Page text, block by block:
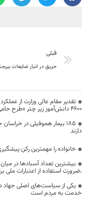
قبلی
حریق در انبار ضایعات
تقدیر مقام عالی وزارت از
۴۶۰۰ دانش‌آموز زیر چتر «طرح حامی»
۱۸۵ بیمار هموفیلی در
دارند
خانواده را مهمترین رکن
بیشترین تعداد آسبادها در
،ضرورت استفاده از اعتبارات ملی
یکی از سیاست‌های اصلی جهاد
خدمت به مردم است